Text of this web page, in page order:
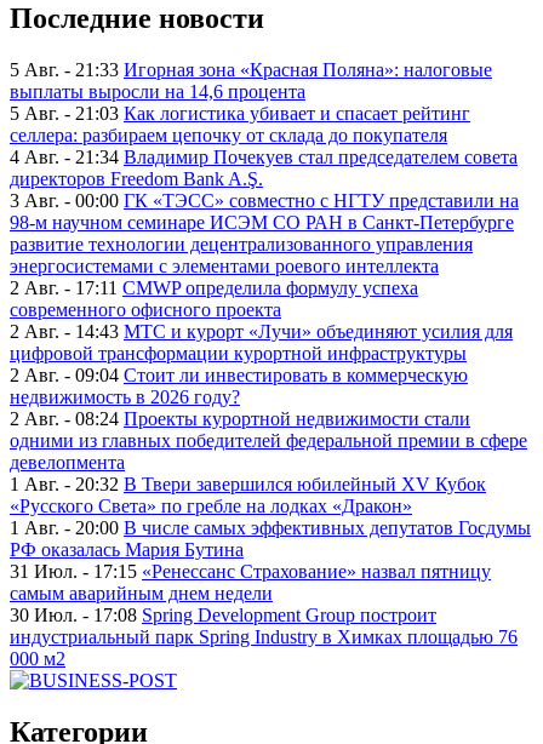
Последние новости
5 Авг. - 21:33 Игорная зона «Красная Поляна»: налоговые
выплаты выросли на 14,6 процента
5 Авг. - 21:03 Как логистика убивает и спасает рейтинг
селлера: разбираем цепочку от склада до покупателя
4 Авг. - 21:34 Владимир Почекуев стал председателем совета
директоров Freedom Bank A.Ş.
3 Авг. - 00:00 ГК «ТЭСС» совместно с НГТУ представили на
98-м научном семинаре ИСЭМ СО РАН в Санкт-Петербурге
развитие технологии децентрализованного управления
энергосистемами с элементами роевого интеллекта
2 Авг. - 17:11 CMWP определила формулу успеха
современного офисного проекта
2 Авг. - 14:43 МТС и курорт «Лучи» объединяют усилия для
цифровой трансформации курортной инфраструктуры
2 Авг. - 09:04 Стоит ли инвестировать в коммерческую
недвижимость в 2026 году?
2 Авг. - 08:24 Проекты курортной недвижимости стали
одними из главных победителей федеральной премии в сфере
девелопмента
1 Авг. - 20:32 В Твери завершился юбилейный XV Кубок
«Русского Света» по гребле на лодках «Дракон»
1 Авг. - 20:00 В числе самых эффективных депутатов Госдумы
РФ оказалась Мария Бутина
31 Июл. - 17:15 «Ренессанс Страхование» назвал пятницу
самым аварийным днем недели
30 Июл. - 17:08 Spring Development Group построит
индустриальный парк Spring Industry в Химках площадью 76
000 м2
Категории